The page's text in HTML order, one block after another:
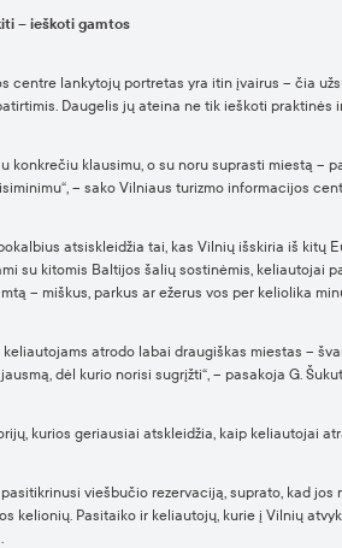
– ieškoti gamtos
centre lankytojų portretas yra itin įvairus – čia
Daugelis jų ateina ne tik ieškoti
konkrečiu klausimu, o su noru suprasti miestą
– sako Vilniaus turizmo informacijos
atsiskleidžia tai, kas Vilnių išskiria iš
su kitomis Baltijos šalių sostinėmis, keliautojai
– miškus, parkus ar ežerus vos per keliolika
keliautojams atrodo labai draugiškas miestas –
dėl kurio norisi sugrįžti“, – pasakoja G.
kurios geriausiai atskleidžia, kaip keliautojai
pasitikrinusi viešbučio rezervaciją, suprato, kad
kelionių. Pasitaiko ir keliautojų, kurie į Vilnių